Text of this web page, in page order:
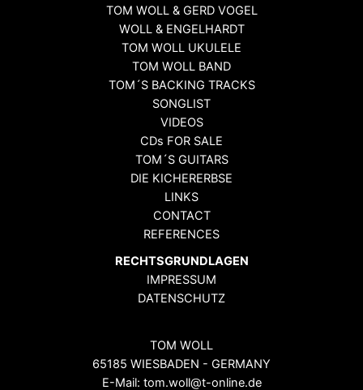
TOM WOLL & GERD VOGEL
WOLL & ENGELHARDT
TOM WOLL UKULELE
TOM WOLL BAND
TOM´S BACKING TRACKS
SONGLIST
VIDEOS
CDs FOR SALE
TOM´S GUITARS
DIE KICHERERBSE
LINKS
CONTACT
REFERENCES
RECHTSGRUNDLAGEN
IMPRESSUM
DATENSCHUTZ
TOM WOLL
65185 WIESBADEN - GERMANY
E-Mail: tom.woll@t-online.de